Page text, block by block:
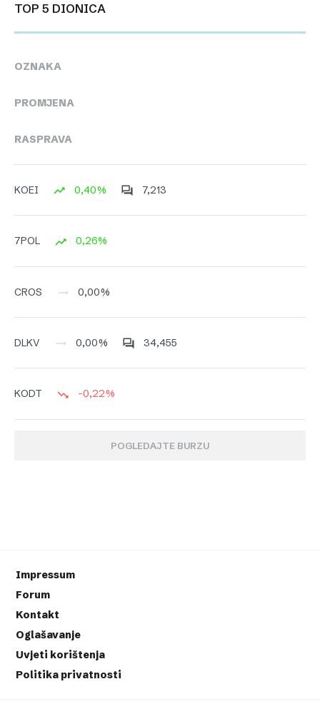
TOP 5 DIONICA
OZNAKA
PROMJENA
RASPRAVA
KOEI 0,40% 7,213
7POL 0,26%
CROS 0,00%
DLKV 0,00% 34,455
KODT -0,22%
POGLEDAJTE BURZU
Impressum
Forum
Kontakt
Oglašavanje
Uvjeti korištenja
Politika privatnosti